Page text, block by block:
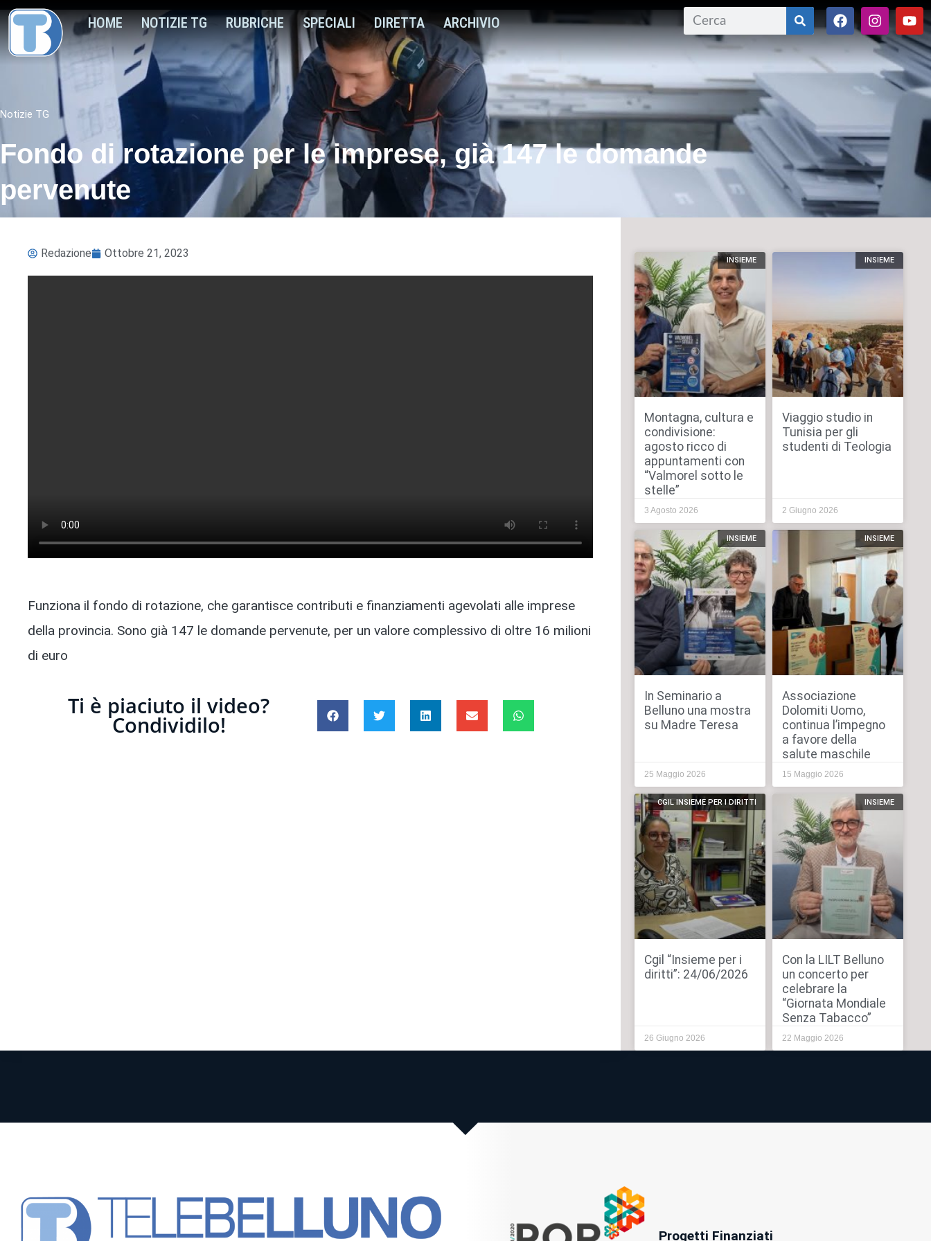
HOME NOTIZIE TG RUBRICHE SPECIALI DIRETTA ARCHIVIO
Notizie TG
Fondo di rotazione per le imprese, già 147 le domande
pervenute
Redazione Ottobre 21, 2023
Funziona il fondo di rotazione, che garantisce contributi e finanziamenti agevolati alle imprese
della provincia. Sono già 147 le domande pervenute, per un valore complessivo di oltre 16 milioni
di euro
Ti è piaciuto il video?
Condividilo!
INSIEME
Montagna, cultura e
condivisione:
agosto ricco di
appuntamenti con
“Valmorel sotto le
stelle”
3 Agosto 2026
INSIEME
Viaggio studio in
Tunisia per gli
studenti di Teologia
2 Giugno 2026
INSIEME
In Seminario a
Belluno una mostra
su Madre Teresa
25 Maggio 2026
INSIEME
Associazione
Dolomiti Uomo,
continua l’impegno
a favore della
salute maschile
15 Maggio 2026
CGIL INSIEME PER I DIRITTI
Cgil “Insieme per i
diritti”: 24/06/2026
26 Giugno 2026
INSIEME
Con la LILT Belluno
un concerto per
celebrare la
“Giornata Mondiale
Senza Tabacco”
22 Maggio 2026
Progetti Finanziati